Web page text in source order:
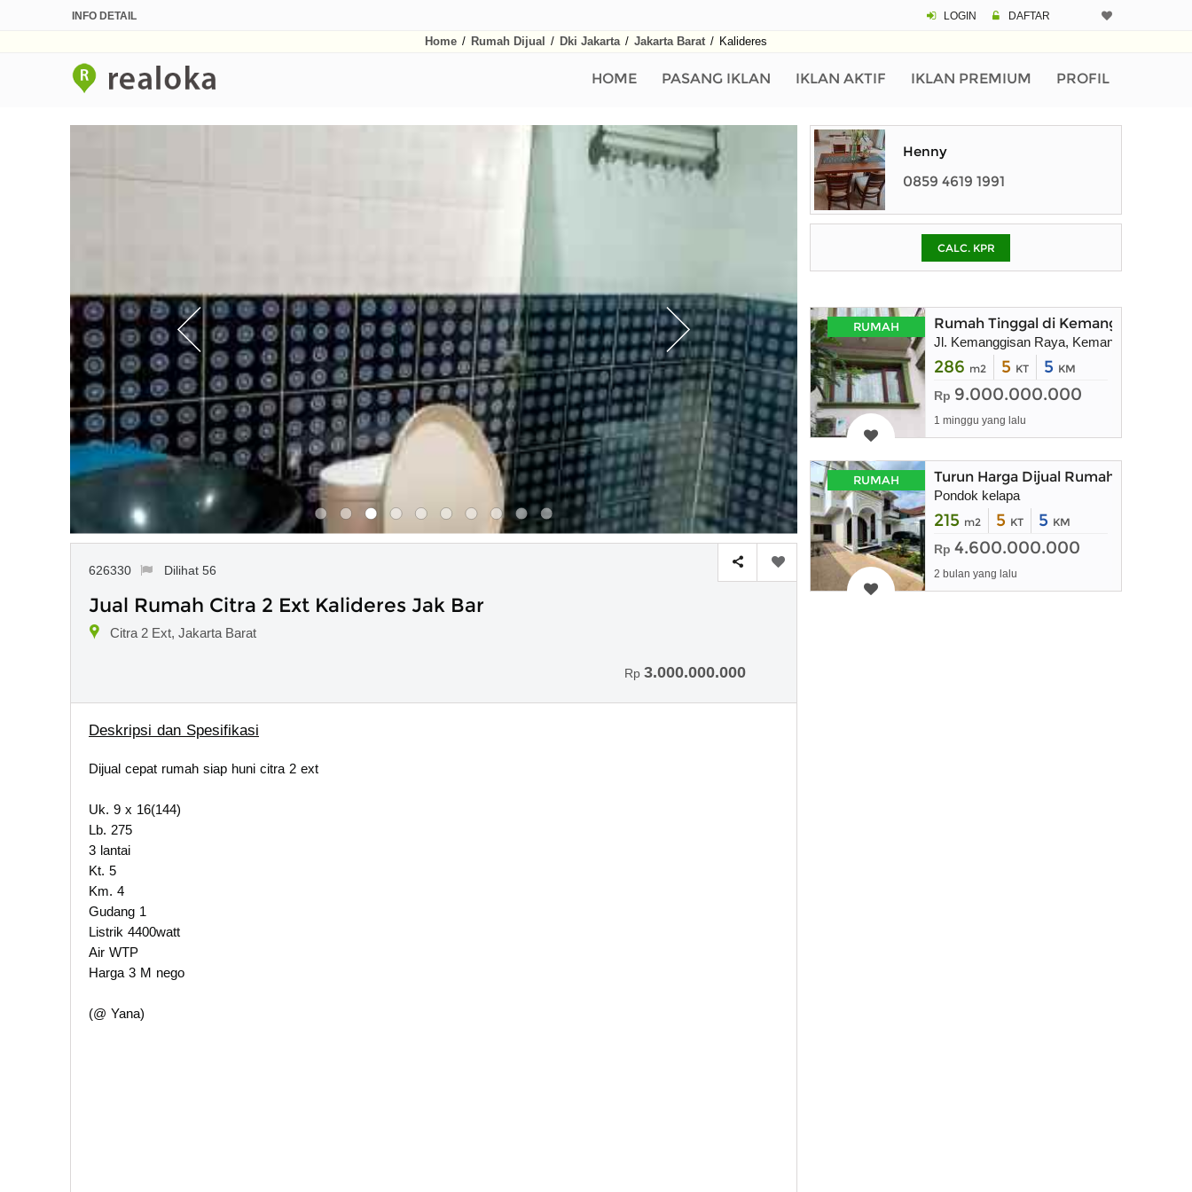
INFO DETAIL LOGIN DAFTAR
Home / Rumah Dijual / Dki Jakarta / Jakarta Barat / Kalideres
HOME PASANG IKLAN IKLAN AKTIF IKLAN PREMIUM PROFIL
626330 Dilihat 56
Jual Rumah Citra 2 Ext Kalideres Jak Bar
Citra 2 Ext, Jakarta Barat
Rp 3.000.000.000
Deskripsi dan Spesifikasi
Dijual cepat rumah siap huni citra 2 ext
Uk. 9 x 16(144)
Lb. 275
3 lantai
Kt. 5
Km. 4
Gudang 1
Listrik 4400watt
Air WTP
Harga 3 M nego
(@ Yana)
Pinjaman (PIN)
pada kotak-
Henny
0859 4619 1991
CALC. KPR
RUMAH Rumah Tinggal di Kemanggisan
Jl. Kemanggisan Raya, Kemanggisan,
286 m2 5 KT 5 KM
Rp 9.000.000.000
1 minggu yang lalu
RUMAH Turun Harga Dijual Rumah Baru
Pondok kelapa
215 m2 5 KT 5 KM
Rp 4.600.000.000
2 bulan yang lalu